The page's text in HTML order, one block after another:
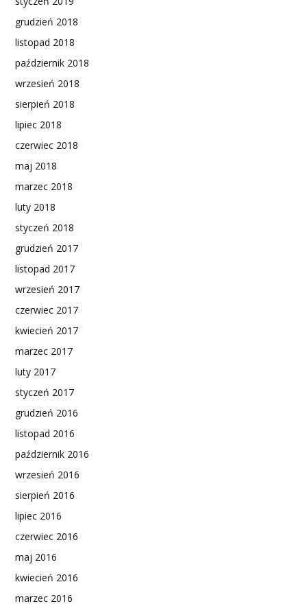
grudzień 2018
listopad 2018
październik 2018
wrzesień 2018
sierpień 2018
lipiec 2018
czerwiec 2018
maj 2018
marzec 2018
luty 2018
styczeń 2018
grudzień 2017
listopad 2017
wrzesień 2017
czerwiec 2017
kwiecień 2017
marzec 2017
luty 2017
styczeń 2017
grudzień 2016
listopad 2016
październik 2016
wrzesień 2016
sierpień 2016
lipiec 2016
czerwiec 2016
maj 2016
kwiecień 2016
marzec 2016